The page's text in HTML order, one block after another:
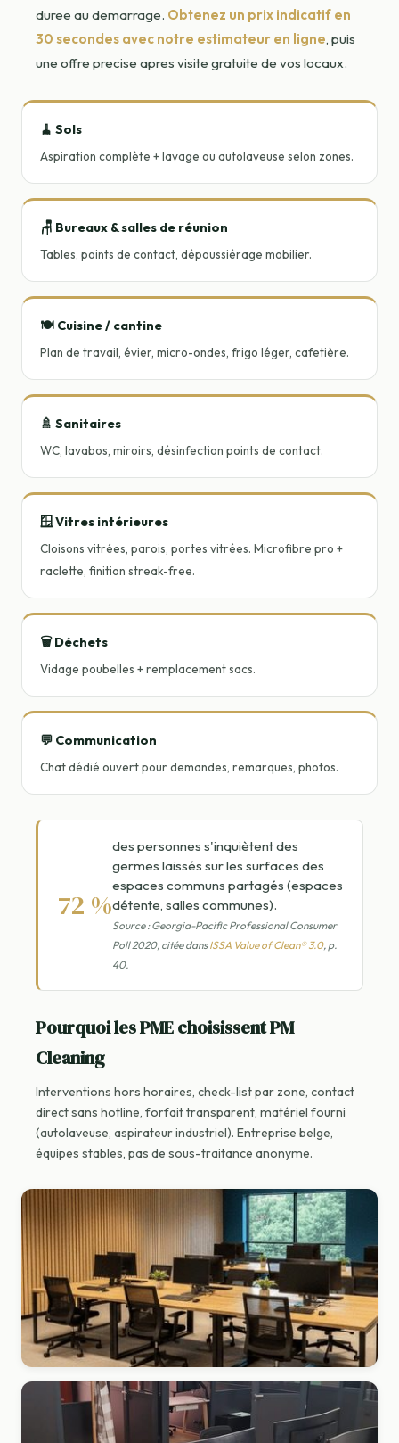
duree au demarrage. Obtenez un prix indicatif en
30 secondes avec notre estimateur en ligne, puis
une offre precise apres visite gratuite de vos locaux.
🧹 Sols
Aspiration complète + lavage ou autolaveuse selon zones.
🪑 Bureaux & salles de réunion
Tables, points de contact, dépoussiérage mobilier.
🍽️ Cuisine / cantine
Plan de travail, évier, micro-ondes, frigo léger, cafetière.
🚿 Sanitaires
WC, lavabos, miroirs, désinfection points de contact.
🪟 Vitres intérieures
Cloisons vitrées, parois, portes vitrées. Microfibre pro +
raclette, finition streak-free.
🗑️ Déchets
Vidage poubelles + remplacement sacs.
💬 Communication
Chat dédié ouvert pour demandes, remarques, photos.
72 %
des personnes s'inquiètent des
germes laissés sur les surfaces des
espaces communs partagés (espaces
détente, salles communes).
Source : Georgia-Pacific Professional Consumer
Poll 2020, citée dansISSA Value of Clean® 3.0, p.
40.
Pourquoi les PME choisissent PM
Cleaning
Interventions hors horaires, check-list par zone, contact
direct sans hotline, forfait transparent, matériel fourni
(autolaveuse, aspirateur industriel). Entreprise belge,
équipes stables, pas de sous-traitance anonyme.